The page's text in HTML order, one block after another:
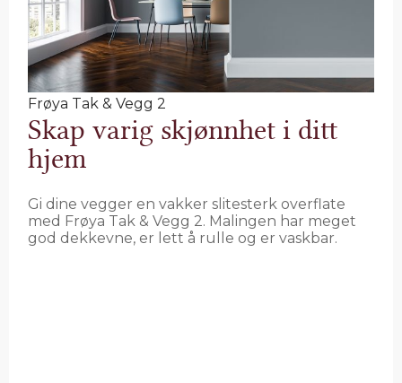
Frøya Tak & Vegg 2
Skap varig skjønnhet i ditt
hjem
Gi dine vegger en vakker slitesterk overflate
med Frøya Tak & Vegg 2. Malingen har meget
god dekkevne, er lett å rulle og er vaskbar.